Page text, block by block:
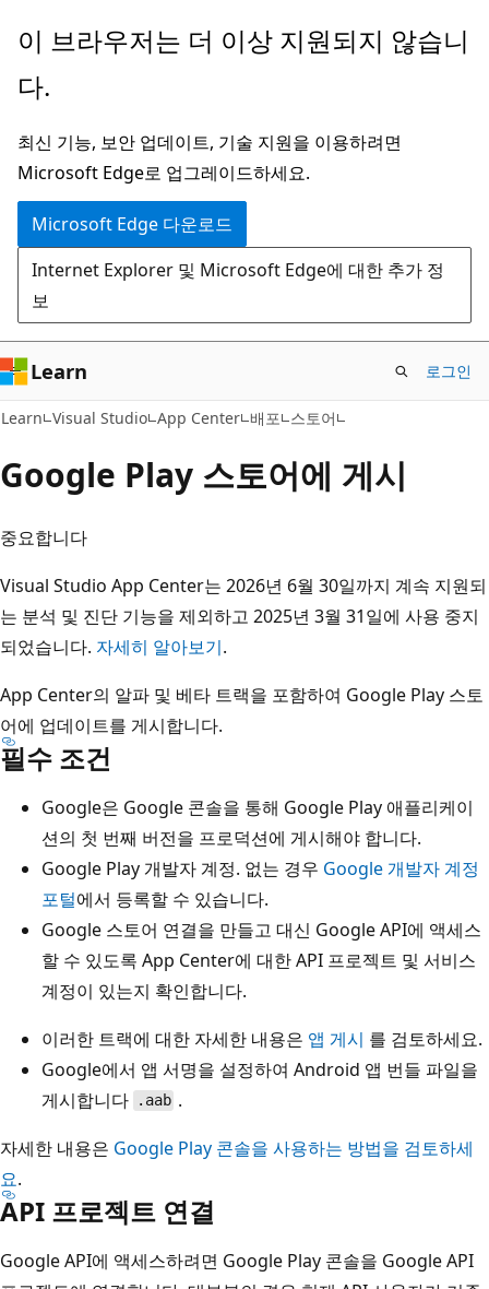
주
콘
츠
로
건
너
뛰
기
이 브라우저는 더 이상 지원되지 않습니
다.
최신 기능, 보안 업데이트, 기술 지원을 이용하려면
Microsoft Edge로 업그레이드하세요.
Microsoft Edge 다운로드
Internet Explorer 및 Microsoft Edge에 대한 추가 정
보
Learn 로그인
Learn Visual Studio App Center 배포 스토어
Google Play 스토어에 게시
중요합니다
Visual Studio App Center는 2026년 6월 30일까지 계속 지원되
는 분석 및 진단 기능을 제외하고 2025년 3월 31일에 사용 중지
되었습니다. 자세히 알아보기.
App Center의 알파 및 베타 트랙을 포함하여 Google Play 스토
어에 업데이트를 게시합니다.
필수 조건
Google은 Google 콘솔을 통해 Google Play 애플리케이
션의 첫 번째 버전을 프로덕션에 게시해야 합니다.
Google Play 개발자 계정. 없는 경우 Google 개발자 계정
포털에서 등록할 수 있습니다.
Google 스토어 연결을 만들고 대신 Google API에 액세스
할 수 있도록 App Center에 대한 API 프로젝트 및 서비스
계정이 있는지 확인합니다.
이러한 트랙에 대한 자세한 내용은 앱 게시 를 검토하세요.
Google에서 앱 서명을 설정하여 Android 앱 번들 파일을
게시합니다
.aab .
자세한 내용은 Google Play 콘솔을 사용하는 방법을 검토하세
요.
API 프로젝트 연결
Google API에 액세스하려면 Google Play 콘솔을 Google API